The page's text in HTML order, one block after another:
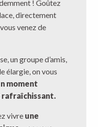
! Goûtez
directement
venez de
un groupe d’amis,
élargie, on vous
moment
vivre une